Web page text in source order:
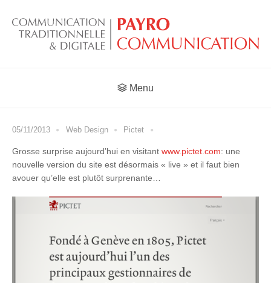
Menu
05/11/2013 Web Design Pictet
Grosse surprise aujourd’hui en visitant www.pictet.com: une
nouvelle version du site est désormais « live » et il faut bien
avouer qu’elle est plutôt surprenante…